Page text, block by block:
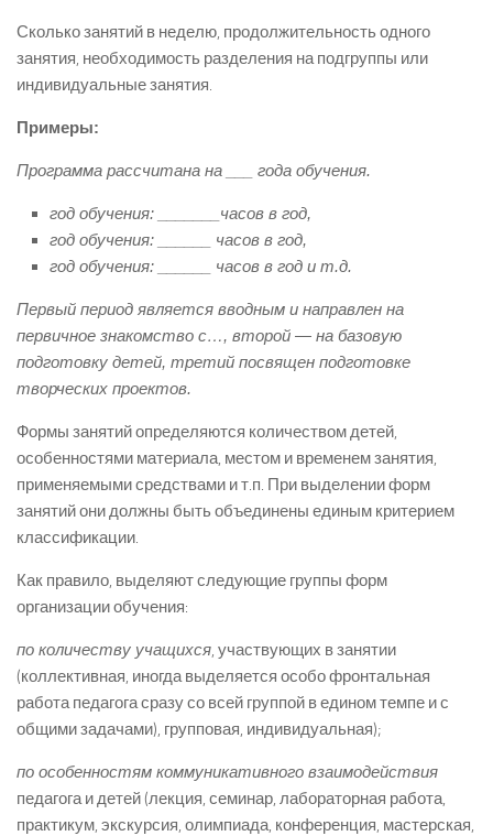
Сколько занятий в неделю, продолжительность одного
занятия, необходимость разделения на подгруппы или
индивидуальные занятия.
Примеры:
Программа рассчитана на ___ года обучения.
год обучения: _______часов в год,
год обучения: ______ часов в год,
год обучения: ______ часов в год и т.д.
Первый период является вводным и направлен на
первичное знакомство с…, второй — на базовую
подготовку детей, третий посвящен подготовке
творческих проектов.
Формы занятий определяются количеством детей,
особенностями материала, местом и временем занятия,
применяемыми средствами и т.п. При выделении форм
занятий они должны быть объединены единым критерием
классификации.
Как правило, выделяют следующие группы форм
организации обучения:
по количеству учащихся, участвующих в занятии
(коллективная, иногда выделяется особо фронтальная
работа педагога сразу со всей группой в едином темпе и с
общими задачами), групповая, индивидуальная);
по особенностям коммуникативного взаимодействия
педагога и детей (лекция, семинар, лабораторная работа,
практикум, экскурсия, олимпиада, конференция, мастерская,